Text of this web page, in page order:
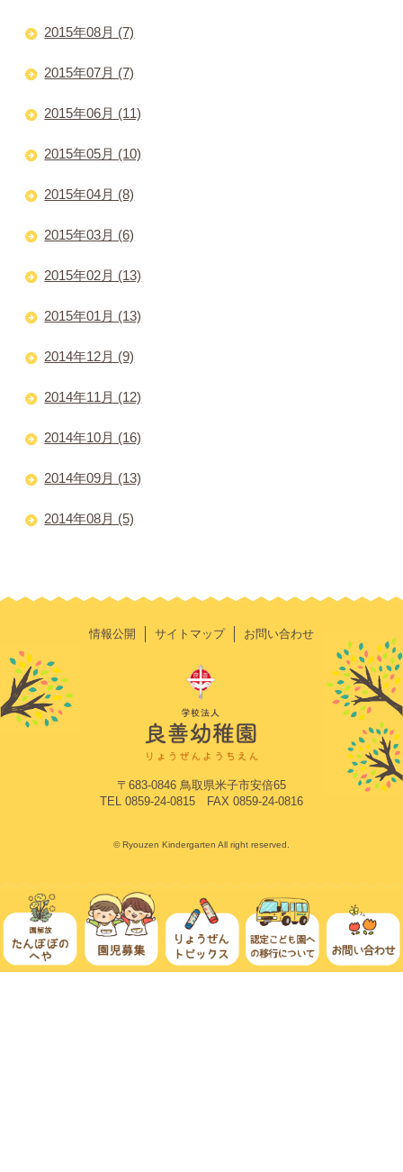
2015年08月 (7)
2015年07月 (7)
2015年06月 (11)
2015年05月 (10)
2015年04月 (8)
2015年03月 (6)
2015年02月 (13)
2015年01月 (13)
2014年12月 (9)
2014年11月 (12)
2014年10月 (16)
2014年09月 (13)
2014年08月 (5)
情報公開 サイトマップ お問い合わせ
〒683-0846 鳥取県米子市安倍65
TEL 0859-24-0815 FAX 0859-24-0816
© Ryouzen Kindergarten All right reserved.